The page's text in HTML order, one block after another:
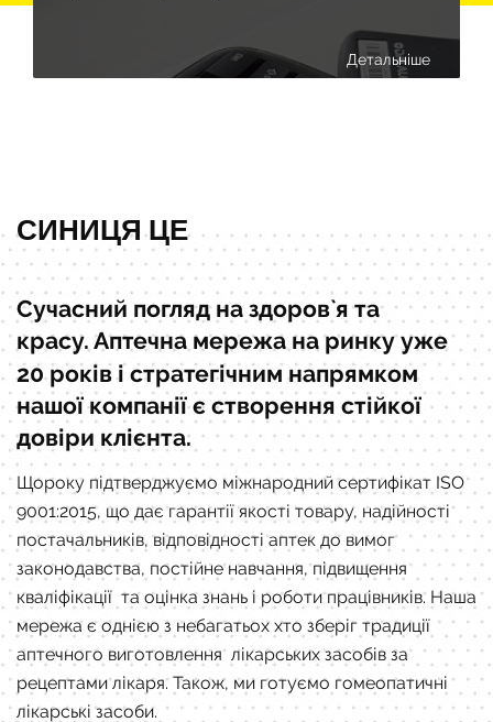
Детальніше
СИНИЦЯ ЦЕ
Сучасний погляд на здоров`я та
красу. Аптечна мережа на ринку уже
20 років і стратегічним напрямком
нашої компанії є створення стійкої
довіри клієнта.
Щороку підтверджуємо міжнародний сертифікат ISO
9001:2015, що дає гарантії якості товару, надійності
постачальників, відповідності аптек до вимог
законодавства, постійне навчання, підвищення
кваліфікації та оцінка знань і роботи працівників. Наша
мережа є однією з небагатьох хто зберіг традиції
аптечного виготовлення лікарських засобів за
рецептами лікаря. Також, ми готуємо гомеопатичні
лікарські засоби.